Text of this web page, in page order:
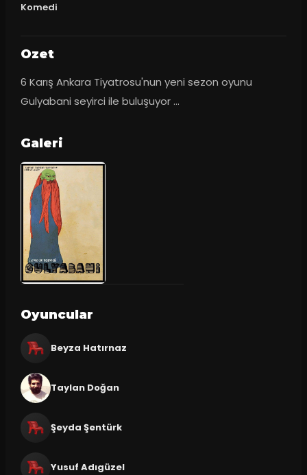
Komedi
Ozet
6 Karış Ankara Tiyatrosu'nun yeni sezon oyunu
Gulyabani seyirci ile buluşuyor ...
Galeri
Oyuncular
Beyza Hatırnaz
Taylan Doğan
Şeyda Şentürk
Yusuf Adıgüzel